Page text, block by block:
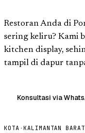
Restoran Anda di
sering keliru? Kami
kitchen display,
tampil di dapur
Konsultasi via
KOTA ·KALIMANTAN BARAT